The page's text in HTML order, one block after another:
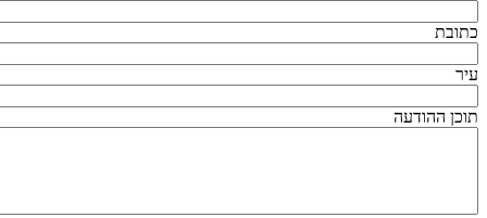
כתובת
עיר
תוכן ההודעה